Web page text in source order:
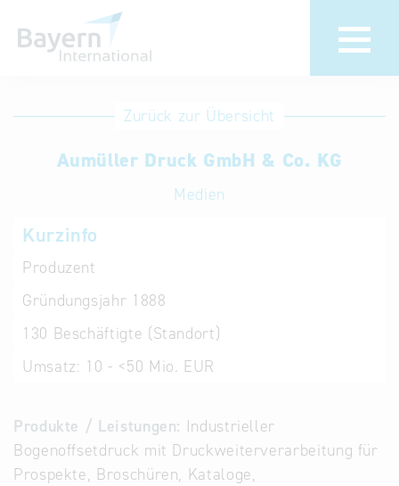
Anmeldung
Unternehmen
anmelden
Eintrag
löschen
Aktualisieren
Alternative
Datenbanken
aus
Zurück zur Übersicht
Aumüller Druck GmbH & Co. KG
Medien
Kurzinfo
Produzent
Gründungsjahr 1888
130 Beschäftigte (Standort)
Umsatz: 10 - <50 Mio. EUR
Produkte / Leistungen: Industrieller
Bogenoffsetdruck mit Druckweiterverarbeitung für
Prospekte, Broschüren, Kataloge,